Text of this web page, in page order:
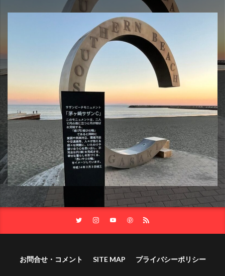
お問合せ・コメント SITE MAP プライバシーポリシー